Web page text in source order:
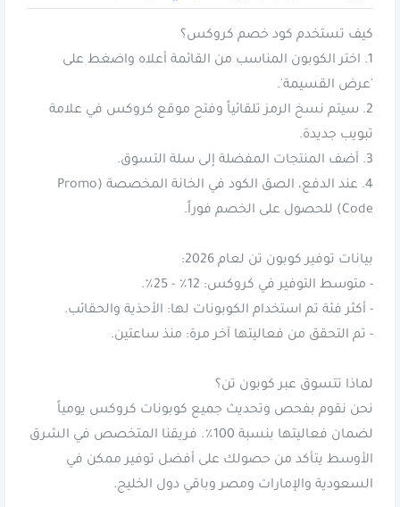
1. اختر الكوبون المناسب من القائمة أعلاه واضغط على
2. سيتم نسخ الرمز تلقائياً وفتح موقع كروكس في علامة
4. عند الدفع، الصق الكود في الخانة المخصصة (Promo
نحن نقوم بفحص وتحديث جميع كوبونات كروكس يومياً
لضمان فعاليتها بنسبة 100٪. فريقنا المتخصص في الشرق
الأوسط يتأكد من حصولك على أفضل توفير ممكن في
السعودية والإمارات ومصر وباقي دول الخليج.